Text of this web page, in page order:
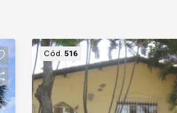
Cód. 516